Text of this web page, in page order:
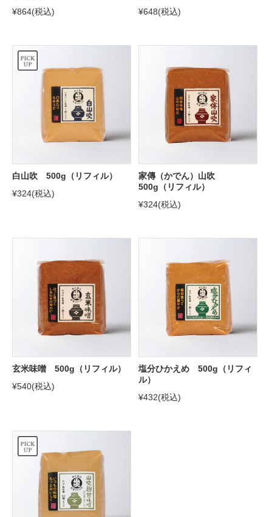
¥864(税込)
¥648(税込)
白山吹 500g（リフィル）
¥324(税込)
家傳（かでん）山吹
500g（リフィル）
¥324(税込)
玄米味噌 500g（リフィル）
¥540(税込)
塩分ひかえめ 500g（リフィ
ル）
¥432(税込)